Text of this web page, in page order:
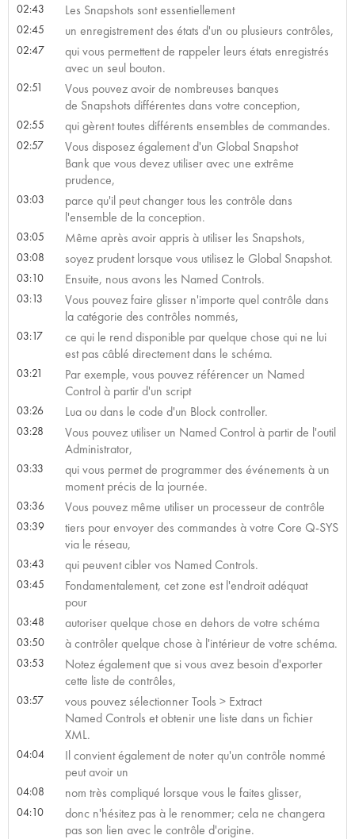
02:43 Les Snapshots sont essentiellement
02:45 un enregistrement des états d'un ou plusieurs contrôles,
02:47
qui vous permettent de rappeler leurs états enregistrés
avec un seul bouton.
02:51
Vous pouvez avoir de nombreuses banques
de Snapshots différentes dans votre conception,
02:55 qui gèrent toutes différents ensembles de commandes.
02:57
Vous disposez également d'un Global Snapshot
Bank que vous devez utiliser avec une extrême
prudence,
03:03
parce qu'il peut changer tous les contrôle dans
l'ensemble de la conception.
03:05 Même après avoir appris à utiliser les Snapshots,
03:08 soyez prudent lorsque vous utilisez le Global Snapshot.
03:10 Ensuite, nous avons les Named Controls.
03:13
Vous pouvez faire glisser n'importe quel contrôle dans
la catégorie des contrôles nommés,
03:17
ce qui le rend disponible par quelque chose qui ne lui
est pas câblé directement dans le schéma.
03:21
Par exemple, vous pouvez référencer un Named
Control à partir d'un script
03:26 Lua ou dans le code d'un Block controller.
03:28
Vous pouvez utiliser un Named Control à partir de l'outil
Administrator,
03:33
qui vous permet de programmer des événements à un
moment précis de la journée.
03:36 Vous pouvez même utiliser un processeur de contrôle
03:39
tiers pour envoyer des commandes à votre Core Q-SYS
via le réseau,
03:43 qui peuvent cibler vos Named Controls.
03:45
Fondamentalement, cet zone est l'endroit adéquat
pour
03:48 autoriser quelque chose en dehors de votre schéma
03:50 à contrôler quelque chose à l'intérieur de votre schéma.
03:53
Notez également que si vous avez besoin d'exporter
cette liste de contrôles,
03:57
vous pouvez sélectionner Tools > Extract
Named Controls et obtenir une liste dans un fichier
XML.
04:04
Il convient également de noter qu'un contrôle nommé
peut avoir un
04:08 nom très compliqué lorsque vous le faites glisser,
04:10
donc n'hésitez pas à le renommer; cela ne changera
pas son lien avec le contrôle d'origine.